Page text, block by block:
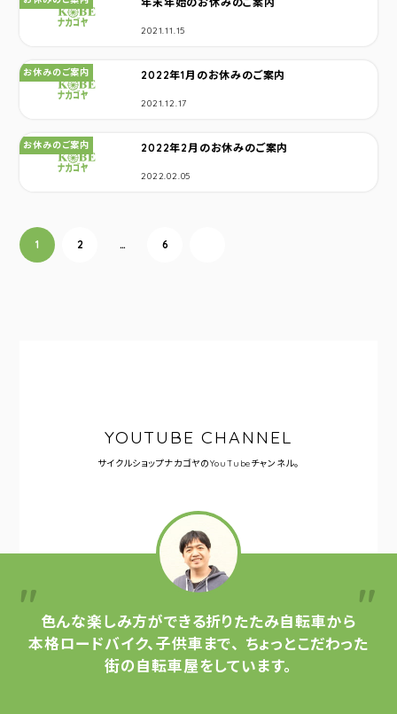
2021.11.15
2022年1月のお休みのご案内
カテゴリ：
お休みのご案内
2021.12.17
2022年2月のお休みのご案内
カテゴリ：
お休みのご案内
2022.02.05
投稿ナビゲーション
1 2 … 6
YOUTUBE CHANNEL
サイクルショップナカゴヤのYouTubeチャンネル。
色んな楽しみ方ができる折りたたみ自転車から
本格ロードバイク、子供車まで、 ちょっとこだわった
街の自転車屋をしています。